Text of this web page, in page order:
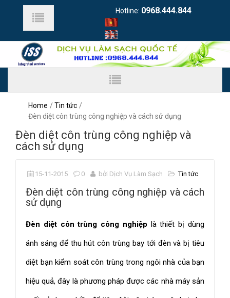
Hotline: 0968.444.844
Home
Tin tức
Đèn diệt côn trùng công nghiệp và cách sử dụng
Đèn diệt côn trùng công nghiệp và
cách sử dụng
15-11-2015 0 bởi Dịch Vụ Làm Sạch Tin tức
Đèn diệt côn trùng công nghiệp và cách
sử dụng
Đèn diệt côn trùng công nghiệp là thiết bị dùng
ánh sáng để thu hút côn trùng bay tới đèn và bị tiêu
diệt bạn kiểm soát côn trùng trong ngôi nhà của bạn
hiệu quả, đây là phương pháp được các nhà máy sản